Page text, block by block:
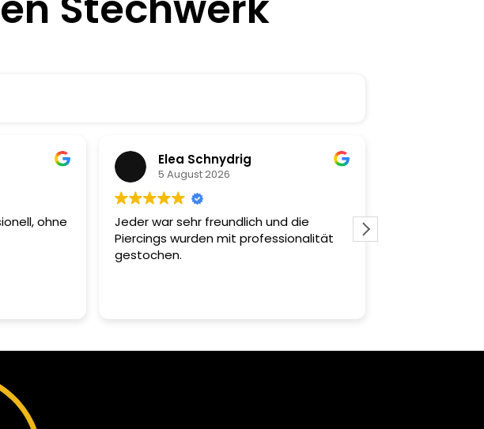
ohne
Elea Schnydrig
5 August 2026
Jeder war sehr freundlich und die
Piercings wurden mit professionalität
gestochen.